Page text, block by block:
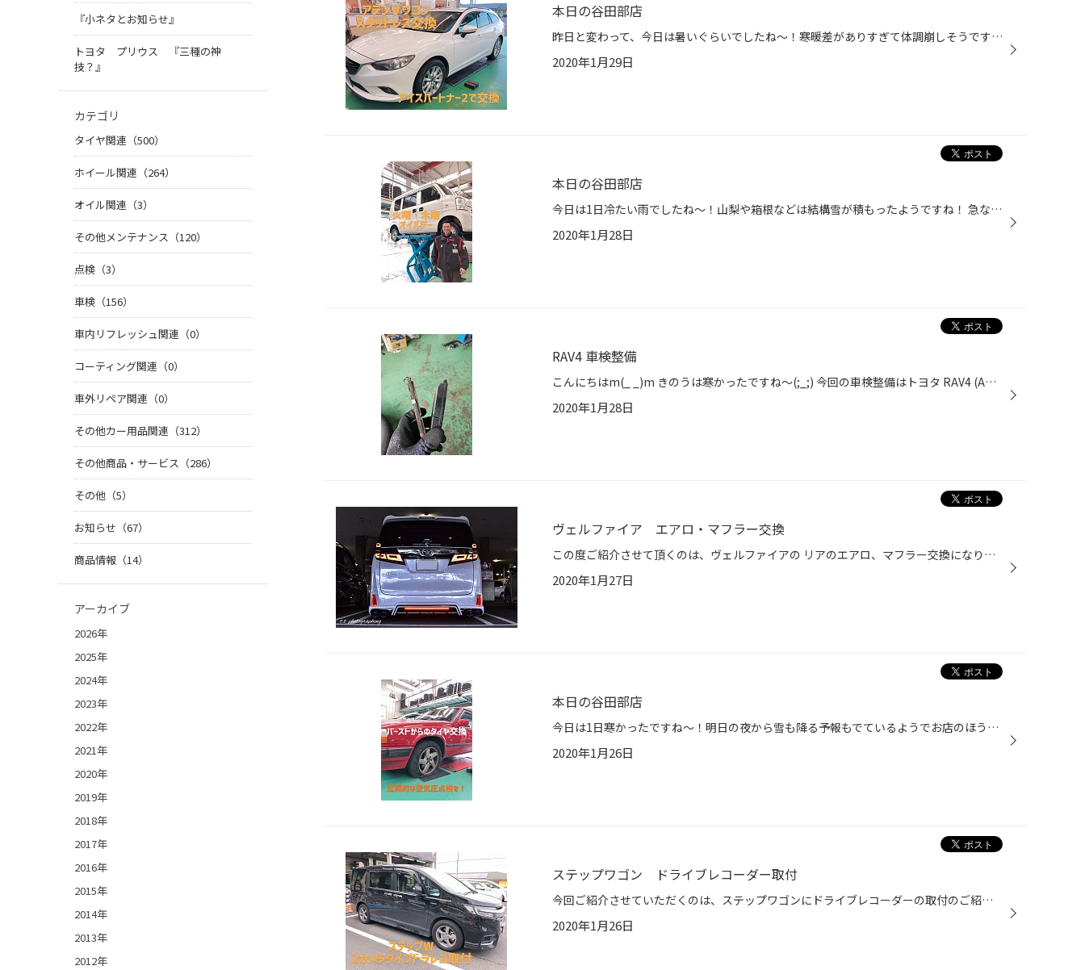
本日の谷田部店
昨日と変わって、今日は暑いぐらいでしたね～！寒暖差がありすぎて体調崩しそうですね。 そんな今日の谷田部店というと、アテンザワゴンはスタッドレスの交換でした。 今回はお買い得モデルのアイスパートナー２で交換をさせてもらいました。 アウディA4はオイル交換でした。輸入車も車種によっては...
2020年1月29日
本日の谷田部店
今日は1日冷たい雨でしたね～！山梨や箱根などは結構雪が積もったようですね！ 急な降雪に備えてチェーンを持っておくと安心ですね！（在庫あります！） そんな寒い中の谷田部店は、オイルでーということでオイル交換のお客様が多かったです！ エブリーはお買い得オイルで交換をさせてもらいました...
2020年1月28日
RAV4 車検整備
こんにちはm(_ _)m きのうは寒かったですね〜(;_;) 今回の車検整備はトヨタ RAV4 (ACA36) になります。 まずは前のブレーキパットの交換になります。 残りが4ミリくらいと次回の車検までは もたないと判断し、新品に交換させて頂きました 次にベルト交換となります。 整備記録を見るとしばらく交...
2020年1月28日
ヴェルファイア エアロ・マフラー交換
この度ご紹介させて頂くのは、ヴェルファイアの リアのエアロ、マフラー交換になります♪ メーカー：アドミレイション デポルテリアハーフスポイラーＶ２ デポルテＬＥＤ ローマウントランプ エグゼクティブマフラー チタンHYBRIDテール 純正中間タイコから後の交換になります！ リアタイコはアドミ...
2020年1月27日
本日の谷田部店
今日は1日寒かったですね～！明日の夜から雪も降る予報もでているようでお店のほうは スタッドレスへの履き替えや新規でご購入のお客様が多い1日でした。 作業の方はボルボのタイヤ交換からでした。1本バーストしてまったので2本交換させてもらいました。 タントはスタッドレスとホイールのセット品...
2020年1月26日
ステップワゴン ドライブレコーダー取付
今回ご紹介させていただくのは、ステップワゴンにドライブレコーダーの取付のご紹介です。 今回取付した商品は ・コムテック ZDR-015 前後2カメラタイプ 前後２カメラ 前後カメラにより、前方と後方を撮影できるモデルとなります。煽り運転などにも対応してくれます。 駐車監視機能付き またオプシ...
2020年1月26日
『小ネタとお知らせ』
トヨタ プリウス 『三種の神
技？』
カテゴリ
タイヤ関連（500）
ホイール関連（264）
オイル関連（3）
その他メンテナンス（120）
点検（3）
車検（156）
車内リフレッシュ関連（0）
コーティング関連（0）
車外リペア関連（0）
その他カー用品関連（312）
その他商品・サービス（286）
その他（5）
お知らせ（67）
商品情報（14）
アーカイブ
2026年
2025年
2024年
2023年
2022年
2021年
2020年
2019年
2018年
2017年
2016年
2015年
2014年
2013年
2012年